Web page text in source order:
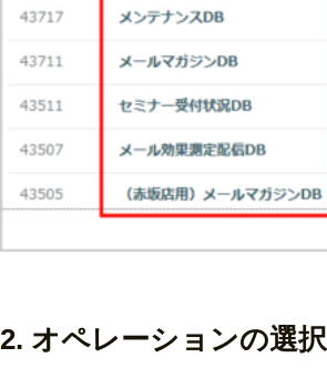
2. オペレーションの選択